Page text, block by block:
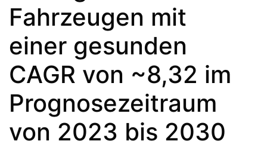
Fahrzeugen mit
einer gesunden
CAGR von ~8,32 im
Prognosezeitraum
von 2023 bis 2030